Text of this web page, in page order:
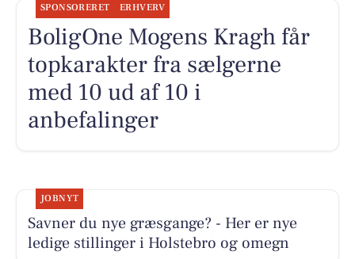
SPONSORERET ERHVERV
BoligOne Mogens Kragh får
topkarakter fra sælgerne
med 10 ud af 10 i
anbefalinger
JOBNYT
Savner du nye græsgange? - Her er nye
ledige stillinger i Holstebro og omegn